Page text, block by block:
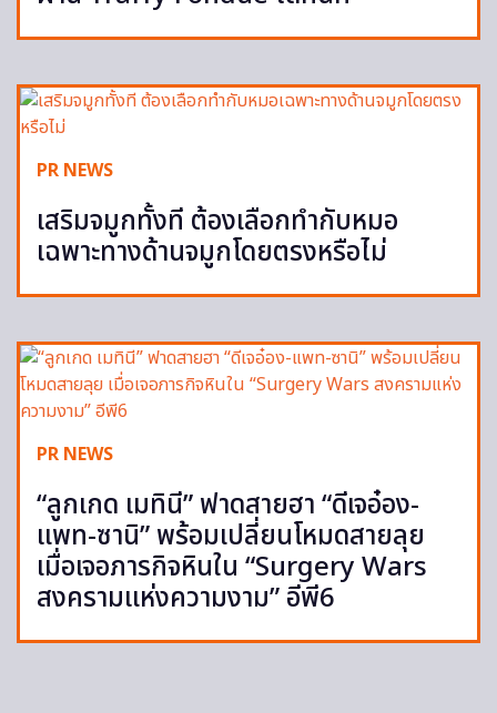
PR NEWS
เสริมจมูกทั้งที ต้องเลือกทำกับหมอ
เฉพาะทางด้านจมูกโดยตรงหรือไม่
PR NEWS
“ลูกเกด เมทินี” ฟาดสายฮา “ดีเจอ๋อง-
แพท-ซานิ” พร้อมเปลี่ยนโหมดสายลุย
เมื่อเจอภารกิจหินใน “Surgery Wars
สงครามแห่งความงาม” อีพี6